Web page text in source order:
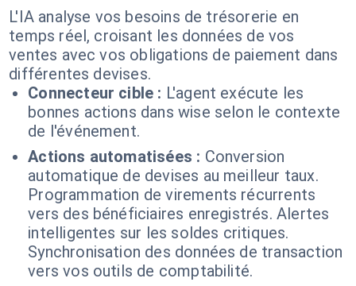
L'IA analyse vos besoins de trésorerie en
temps réel, croisant les données de vos
ventes avec vos obligations de paiement dans
différentes devises.
Connecteur cible : L'agent exécute les
bonnes actions dans wise selon le contexte
de l'événement.
Actions automatisées : Conversion
automatique de devises au meilleur taux.
Programmation de virements récurrents
vers des bénéficiaires enregistrés. Alertes
intelligentes sur les soldes critiques.
Synchronisation des données de transaction
vers vos outils de comptabilité.